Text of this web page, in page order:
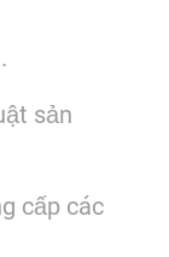
sản
cấp các